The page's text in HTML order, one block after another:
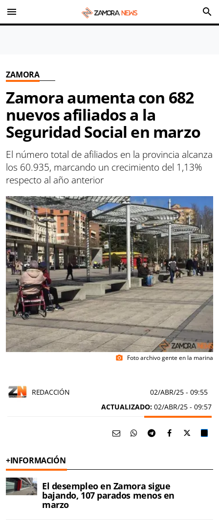
menu search
ZAMORA
Zamora aumenta con 682
nuevos afiliados a la
Seguridad Social en marzo
El número total de afiliados en la provincia alcanza
los 60.935, marcando un crecimiento del 1,13%
respecto al año anterior
photo_camera Foto archivo gente en la marina
REDACCIÓN 02/ABR/25 - 09:55
ACTUALIZADO: 02/ABR/25 - 09:57
+INFORMACIÓN
El desempleo en Zamora sigue
bajando, 107 parados menos en
marzo